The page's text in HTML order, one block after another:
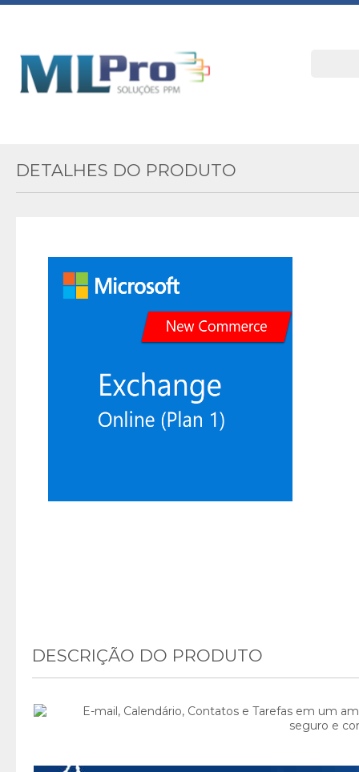
DETALHES DO PRODUTO
DESCRIÇÃO DO PRODUTO